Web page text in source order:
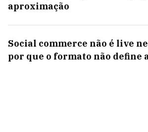
aproximação
Social commerce não é live
por que o formato não define